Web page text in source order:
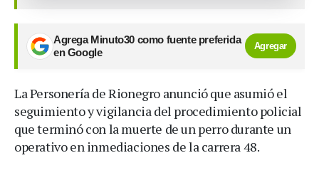
Agrega Minuto30 como fuente preferida
en Google
Agregar
La Personería de Rionegro anunció que asumió el
seguimiento y vigilancia del procedimiento policial
que terminó con la muerte de un perro durante un
operativo en inmediaciones de la carrera 48.